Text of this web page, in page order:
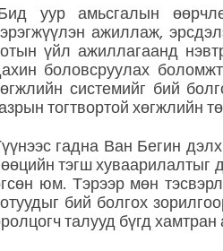
уур амьсгалын
ажиллаж,
үйл ажиллагаанд
боловсруулах
системийг бий
тогтвортой хөгжлийн
гадна Ван Бегин
тэгш хуваарилалтыг
юм. Тэрээр мөн
бий болгох
талууд бүгд